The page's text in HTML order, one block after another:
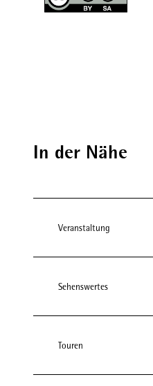
In der Nähe
Veranstaltung
Sehenswertes
Touren